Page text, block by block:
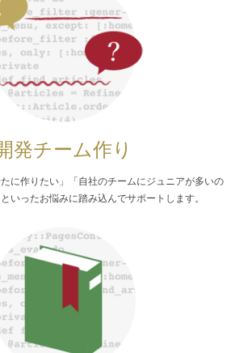
発チーム作り
たに作りたい」「自社のチームにジュニアが多いの
いったお悩みに踏み込んでサポートします。